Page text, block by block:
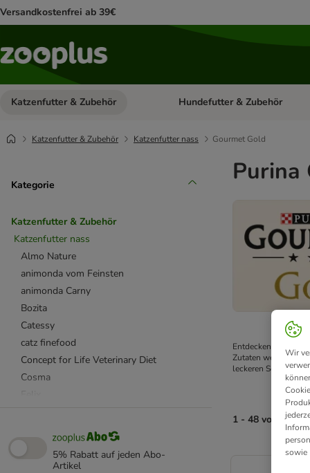
Versandkostenfrei ab 39€
Katzenfutter & Zubehör Kategorie-Menü öffnen:
Hundefutter & Zubehör
Katzenfutter & Zubehör Katzenfutter nass Gourmet Gold
Kategorie
Katzenfutter & Zubehör
Katzenfutter nass
Almo Nature
animonda vom Feinsten
animonda Carny
Bozita
Catessy
catz finefood
Concept for Life Veterinary Diet
Cosma
Kattovit Spezialdiät
5% Rabatt auf jeden Abo-
Artikel
Purina
Entdecken Sie die
Zutaten werden in
leckeren Sorten von
1 - 48 von 250
product items
Wir
sowie